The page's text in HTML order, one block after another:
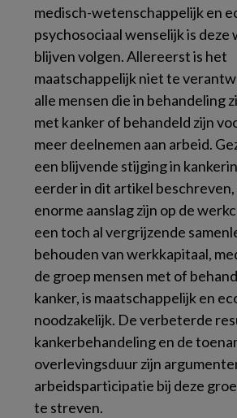
medisch-wetenschappelijk en
psychosociaal wenselijk is deze
blijven volgen. Allereerst is het
maatschappelijk niet te
alle mensen die in behandeling
met kanker of behandeld zijn
meer deelnemen aan arbeid.
een blijvende stijging in
eerder in dit artikel beschreven,
enorme aanslag zijn op de
een toch al vergrijzende
behouden van werkkapitaal,
de groep mensen met of
kanker, is maatschappelijk en
noodzakelijk. De verbeterde
kankerbehandeling en de
overlevingsduur zijn
arbeidsparticipatie bij deze
te streven.